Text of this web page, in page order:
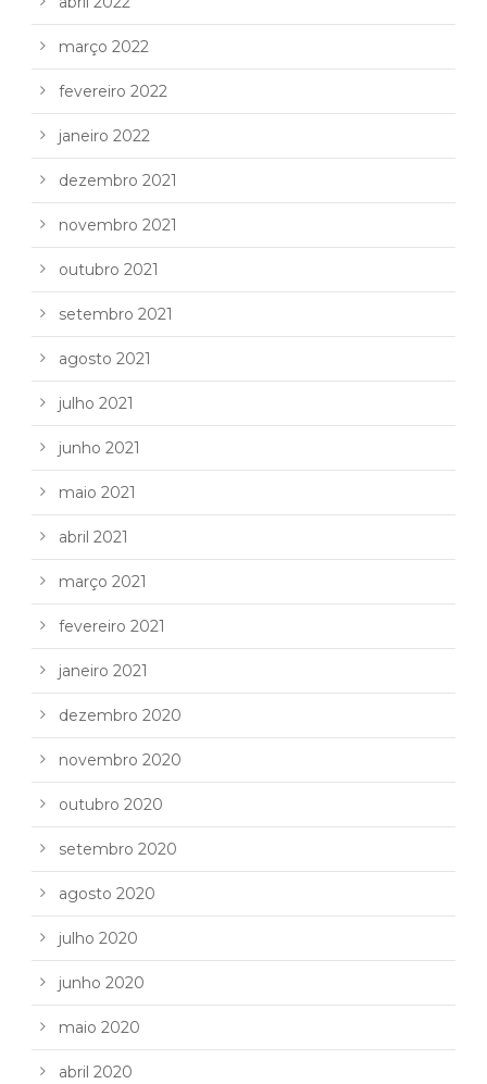
março 2022
fevereiro 2022
janeiro 2022
dezembro 2021
novembro 2021
outubro 2021
setembro 2021
agosto 2021
julho 2021
junho 2021
maio 2021
abril 2021
março 2021
fevereiro 2021
janeiro 2021
dezembro 2020
novembro 2020
outubro 2020
setembro 2020
agosto 2020
julho 2020
junho 2020
maio 2020
abril 2020